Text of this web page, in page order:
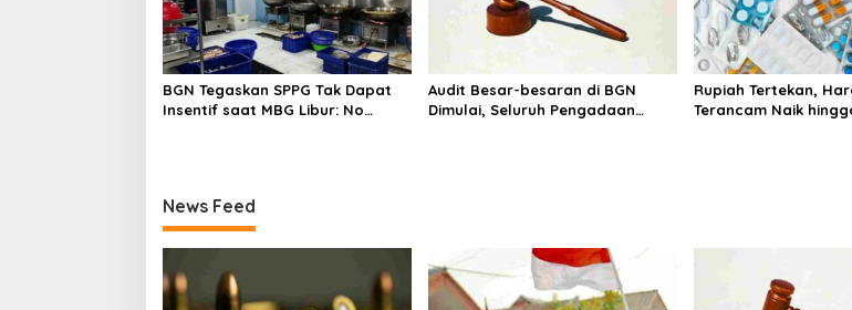
BGN Tegaskan SPPG Tak Dapat
Insentif saat MBG Libur: No
Audit Besar-besaran di BGN
Dimulai, Seluruh Pengadaan
Rupiah Tertekan,
Terancam Naik
News Feed